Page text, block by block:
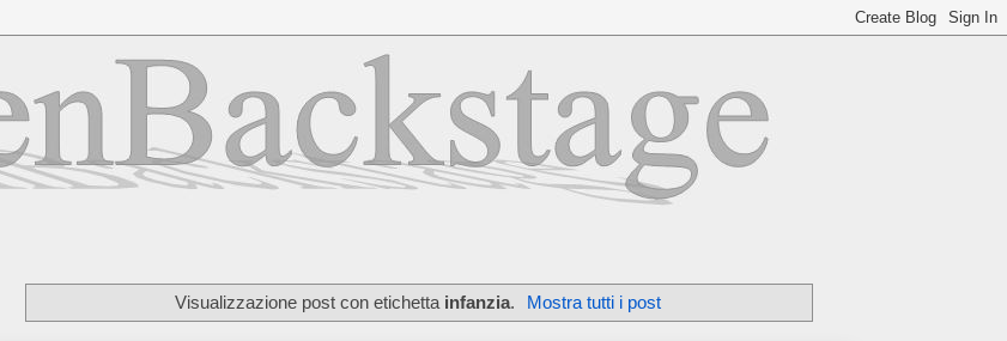
Visualizzazione post con etichetta infanzia. Mostra tutti i post